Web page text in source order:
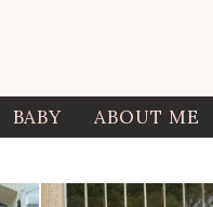
BABY ABOUT ME